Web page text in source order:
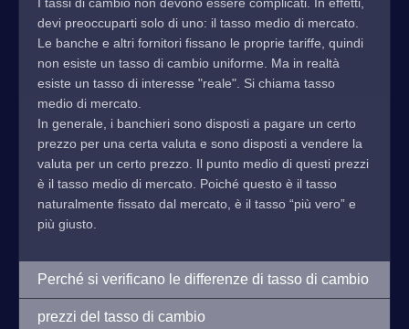
devi preoccuparti solo di uno: il tasso medio di mercato.
Le banche e altri fornitori fissano le proprie tariffe, quindi
non esiste un tasso di cambio uniforme. Ma in realtà
esiste un tasso di interesse "reale". Si chiama tasso
medio di mercato.
In generale, i banchieri sono disposti a pagare un certo
prezzo per una certa valuta e sono disposti a vendere la
valuta per un certo prezzo. Il punto medio di questi prezzi
è il tasso medio di mercato. Poiché questo è il tasso
naturalmente fissato dal mercato, è il tasso “più vero” e
più giusto.
Perché si verificano le differenze di tasso di cambio
prezzi del tasso di cambio